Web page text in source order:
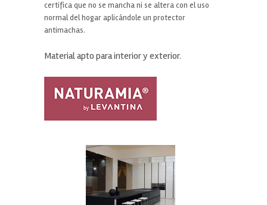
certifica que no se mancha ni se altera con el uso
normal del hogar aplicándole un protector
antimachas.
Material apto para interior y exterior.